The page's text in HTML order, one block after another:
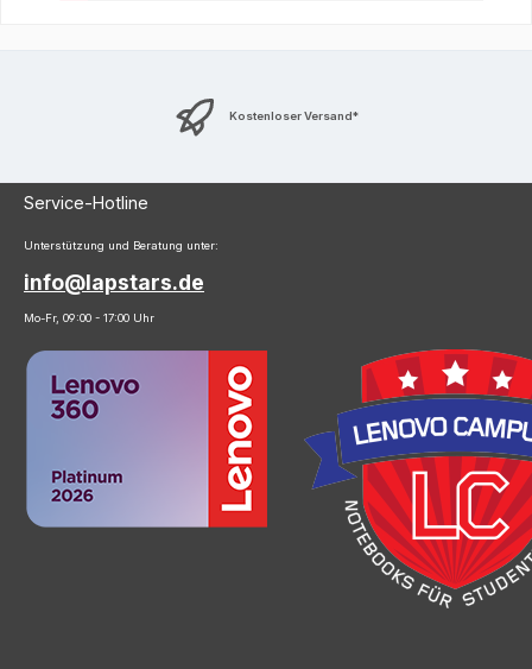
Kostenloser Versand*
Service-Hotline
Unterstützung und Beratung unter:
info@lapstars.de
Mo-Fr, 09:00 - 17:00 Uhr